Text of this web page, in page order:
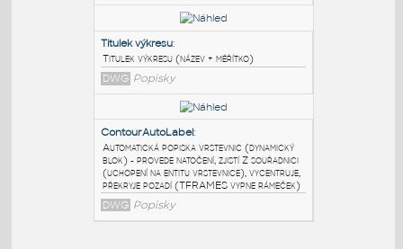
Ukázka QR kódu vygenerovaného aplikací
CADstudio ImgConvert
DWG Popisky
Automatická popiska se jménem uživatele a
názvem stanice/PC (k okraji výkresu)
DWG Výkresové prvky